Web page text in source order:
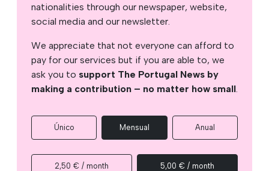
nationalities through our newspaper, website,
social media and our newsletter.
We appreciate that not everyone can afford to
pay for our services but if you are able to, we
ask you to support The Portugal News by
making a contribution – no matter how small.
Único Mensual Anual
2,50 € / month 5,00 € / month